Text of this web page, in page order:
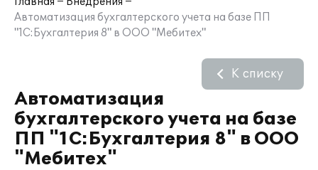
Автоматизация бухгалтерского учета на базе ПП
"1С:Бухгалтерия 8" в ООО "Мебитех"
Автоматизация
бухгалтерского учета на базе
ПП "1С:Бухгалтерия 8" в ООО
"Мебитех"
К списку